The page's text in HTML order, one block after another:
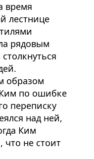
время
лестнице
рядовым
образом
по ошибке
переписку
над ней,
Ким
что не стоит